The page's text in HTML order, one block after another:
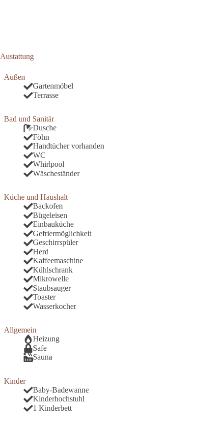
Austattung
Außen
Gartenmöbel
Terrasse
Bad und Sanitär
Dusche
Föhn
Handtücher vorhanden
WC
Whirlpool
Wäscheständer
Küche und Haushalt
Backofen
Bügeleisen
Einbauküche
Gefriermöglichkeit
Geschirrspüler
Herd
Kaffeemaschine
Kühlschrank
Mikrowelle
Staubsauger
Toaster
Wasserkocher
Allgemein
Heizung
Safe
Sauna
Kinder
Baby-Badewanne
Kinderhochstuhl
1 Kinderbett